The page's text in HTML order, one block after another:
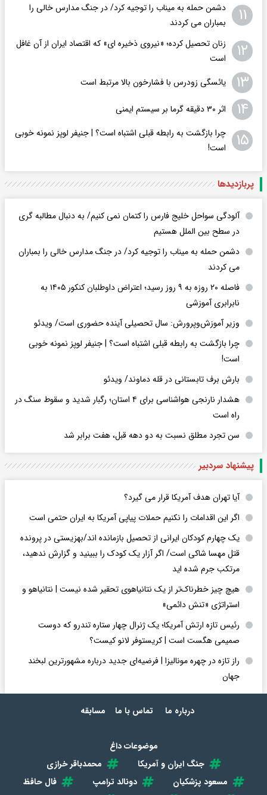
۱۱
دشمن حمله به میناب را توجیه کرد/ در جنگ مدارس خالی را
بمباران می کردند
۱۲
زنان تحصیل کرده؛ «نیروی ذخیره ای» که اقتصاد ایران از آن غافل
است
۱۳ یائسگی زودرس با فشارخون بالا مرتبط است
۱۴ اثر ۳۰ دقیقه گرما بر سیستم ایمنی
۱۵
چرا بازگشت به رابطه قبلی اشتباه است؟ | جنیفر لوپز نمونه خوبی
است!
پربازدید‌ها
آلودگی سواحل خلیج فارس را کتمان نمی کنیم/ به دنبال مطالبه گری
در سطح بین الملل هستیم
دشمن حمله به میناب را توجیه کرد/ در جنگ مدارس خالی را بمباران
می کردند
فاصله ۲۰ روزه به ۹ روز رسید؛ اعتراض داوطلبان کنکور ۱۴۰۵ به
نابرابری آموزشی
وزیر آموزش‌وپرورش: سال تحصیلی آینده حضوری است/ ویدئو
چرا بازگشت به رابطه قبلی اشتباه است؟ | جنیفر لوپز نمونه خوبی
است!
بارش برف تابستانی در قله دماوند/ ویدئو
هشدار نارنجی هواشناسی برای ۴ استان؛ رگبار شدید و سقوط سنگ در
راه است
سن تجرد مطلق نسبت به دو دهه قبل، هفت برابر شد
پیشنهاد سردبیر
آیا تهران هدف آمریکا قرار می گیرد؟
اگر این اقدامات را نکنیم حملات پیاپی آمریکا به ایران حتمی است
یک چهارم کودکان ایرانی از تحصیل بازمانده اند/بهزیستی در پرونده
قتل مهسا شاکی است/ اگر آزار یک کودک را ببینید و گزارش ندهید،
مرتکب جرم شده اید
هیچ چیز خطرناک‌تر از یک نتانیاهوی تحقیر شده نیست | نتانیاهو و
استراتژی «تنش دائمی»
رئیس تازه ارتش آمریکا؛ یک ژنرال چهار ستاره تندرو که دوست
صمیمی هگست است | کریستوفر لانو کیست؟
راز تازه در چهره مونالیزا | فرضیه‌ای جدید درباره مشهورترین لبخند
جهان
درباره ما تماس با ما مسابقه
موضوعات داغ
جنگ ایران و آمریکا
محمدباقر خرازی
مسعود پزشکیان
دونالد ترامپ
فال حافظ